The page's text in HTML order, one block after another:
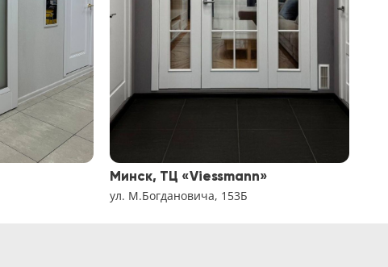
Минск, ТЦ «Viessmann»
ул. М.Богдановича, 153Б